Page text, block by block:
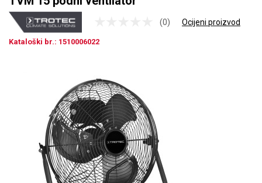
(0) Ocijeni proizvod
Kataloški br.: 1510006022